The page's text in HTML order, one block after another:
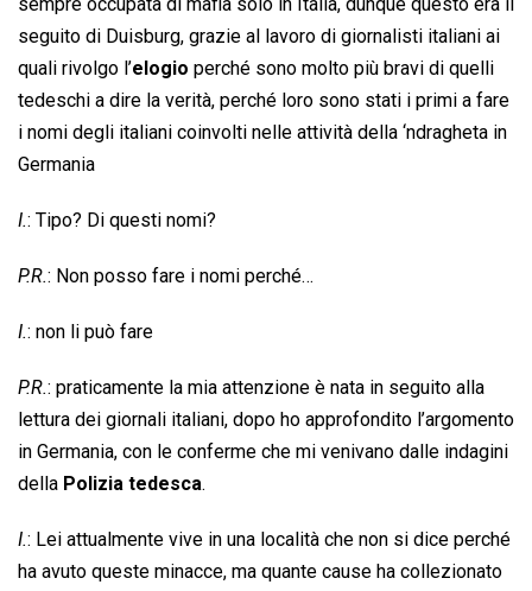
sempre occupata di mafia solo in Italia, dunque questo era il
seguito di Duisburg, grazie al lavoro di giornalisti italiani ai
quali rivolgo l’elogio perché sono molto più bravi di quelli
tedeschi a dire la verità, perché loro sono stati i primi a fare
i nomi degli italiani coinvolti nelle attività della ‘ndragheta in
Germania
I.: Tipo? Di questi nomi?
P.R.: Non posso fare i nomi perché…
I.: non li può fare
P.R.: praticamente la mia attenzione è nata in seguito alla
lettura dei giornali italiani, dopo ho approfondito l’argomento
in Germania, con le conferme che mi venivano dalle indagini
della Polizia tedesca.
I.: Lei attualmente vive in una località che non si dice perché
ha avuto queste minacce, ma quante cause ha collezionato